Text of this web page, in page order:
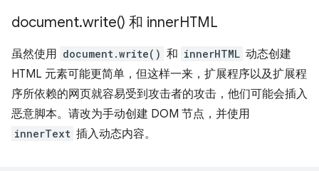
document.write() 和 innerHTML
虽然使用 document.write() 和 innerHTML 动态创建
HTML 元素可能更简单，但这样一来，扩展程序以及扩展程
序所依赖的网页就容易受到攻击者的攻击，他们可能会插入
恶意脚本。请改为手动创建 DOM 节点，并使用
innerText 插入动态内容。